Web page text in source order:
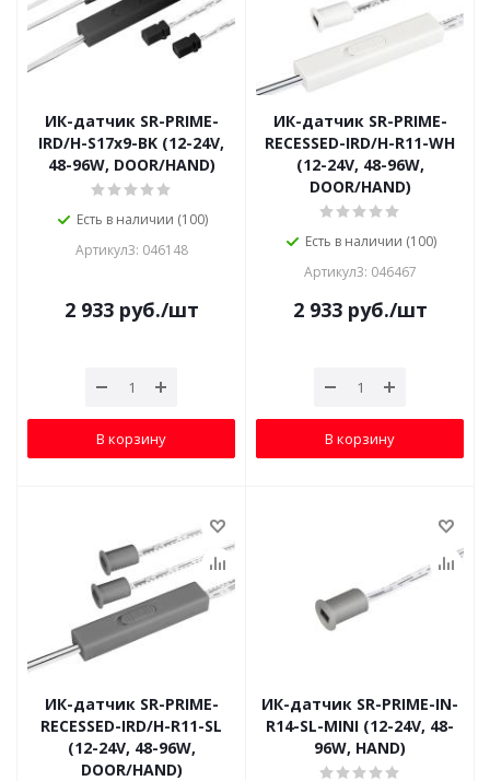
ИК-датчик SR-PRIME-
IRD/H-S17х9-BK (12-24V,
48-96W, DOOR/HAND)
Есть в наличии (100)
Артикул3: 046148
2 933руб./шт
В корзину
ИК-датчик SR-PRIME-
RECESSED-IRD/H-R11-WH
(12-24V, 48-96W,
DOOR/HAND)
Есть в наличии (100)
Артикул3: 046467
2 933руб./шт
В корзину
ИК-датчик SR-PRIME-
RECESSED-IRD/H-R11-SL
(12-24V, 48-96W,
DOOR/HAND)
ИК-датчик SR-PRIME-IN-
R14-SL-MINI (12-24V, 48-
96W, HAND)